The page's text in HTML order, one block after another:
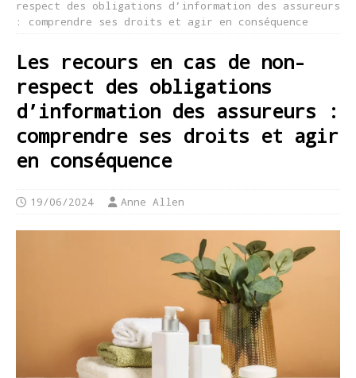
respect des obligations d’information des assureurs
: comprendre ses droits et agir en conséquence
Les recours en cas de non-
respect des obligations
d’information des assureurs :
comprendre ses droits et agir
en conséquence
19/06/2024 Anne Allen